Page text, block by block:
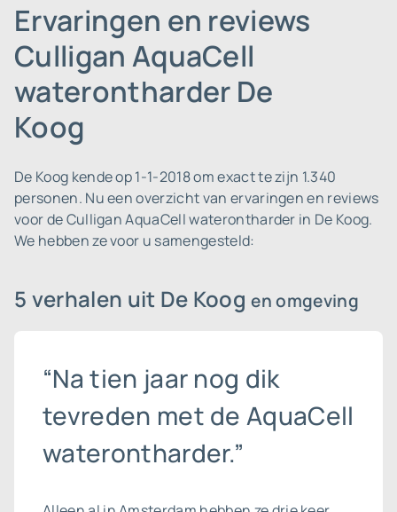
Ervaringen en reviews
Culligan AquaCell
waterontharder De
Koog
De Koog kende op 1-1-2018 om exact te zijn 1.340
personen. Nu een overzicht van ervaringen en reviews
voor de Culligan AquaCell waterontharder in De Koog.
We hebben ze voor u samengesteld:
5 verhalen uit De Koogen omgeving
“Na tien jaar nog dik
tevreden met de AquaCell
waterontharder.”